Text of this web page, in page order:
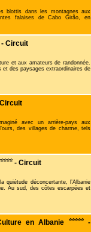
blottis dans les montagnes aux
falaises de Cabo Girão, en
- Circuit
et aux amateurs de randonnée.
des paysages extraordinaires de
avec un arrière-pays aux
des villages de charme, tels
- Circuit
quiétude déconcertante, l’Albanie
Au sud, des côtes escarpées et
en Albanie
-